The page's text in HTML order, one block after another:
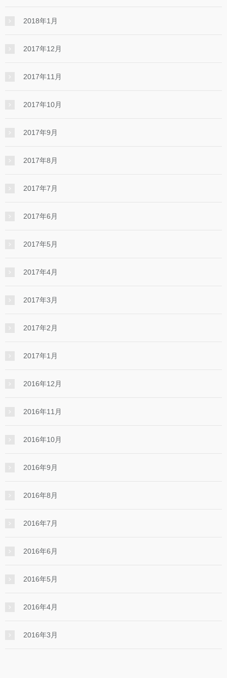
2018年1月
2017年12月
2017年11月
2017年10月
2017年9月
2017年8月
2017年7月
2017年6月
2017年5月
2017年4月
2017年3月
2017年2月
2017年1月
2016年12月
2016年11月
2016年10月
2016年9月
2016年8月
2016年7月
2016年6月
2016年5月
2016年4月
2016年3月